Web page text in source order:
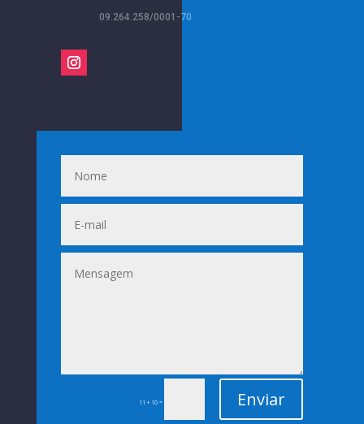
09.264.258/0001-70
11 + 10 = Enviar